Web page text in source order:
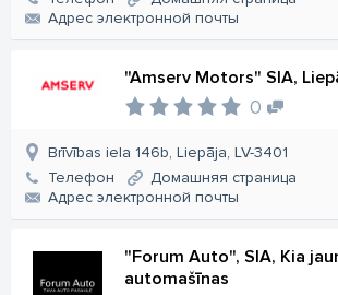
Aдрес электронной почты
"Amserv Motors" SIA,
0
Brīvības iela 146b, Liepāja, LV-3401
Телефон
Домашняя страница
Aдрес электронной почты
"Forum Auto", SIA, Kia
automašīnas